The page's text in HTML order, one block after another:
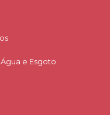
e Esgoto